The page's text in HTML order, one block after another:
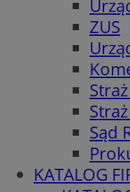
ZUS
Sąd
KATALOG